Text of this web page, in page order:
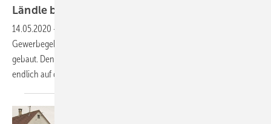
Ländle beschließt
14.05.2020 -
Gewerbegebäude, Parkhäuser oder Lagerhallen mit Solaranlage
gebaut. Denn die grün-schwarze Koalition in Stuttgart hat sich nun
endlich auf die geplante Solarpflicht